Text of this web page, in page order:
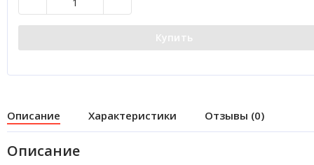
Купить
Описание Характеристики Отзывы (0)
Описание